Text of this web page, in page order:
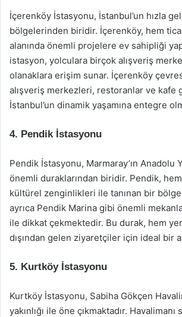
İçerenköy İstasyonu, İstanbul’un hızla
bölgelerinden biridir. İçerenköy, hem
alanında önemli projelere ev sahipliği
istasyon, yolculara birçok alışveriş
olanaklara erişim sunar. İçerenköy
alışveriş merkezleri, restoranlar ve kafe
İstanbul’un dinamik yaşamına entegre
4. Pendik İstasyonu
Pendik İstasyonu, Marmaray’ın Anadolu
önemli duraklarından biridir. Pendik,
kültürel zenginlikleri ile tanınan bir
ayrıca Pendik Marina gibi önemli
ile dikkat çekmektedir. Bu durak, hem
dışından gelen ziyaretçiler için ideal bir
5. Kurtköy İstasyonu
Kurtköy İstasyonu, Sabiha Gökçen
yakınlığı ile öne çıkmaktadır.